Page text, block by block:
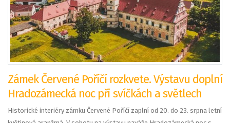
Zámek Červené Poříčí rozkvete. Výstavu doplní
Hradozámecká noc při svíčkách a světlech
Historické interiéry zámku Červené Poříčí zaplní od 20. do 23. srpna letní